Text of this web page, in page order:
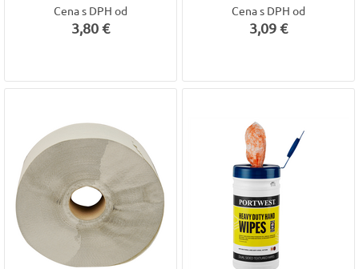
Cena s DPH od
3,80 €
Cena s DPH od
3,09 €